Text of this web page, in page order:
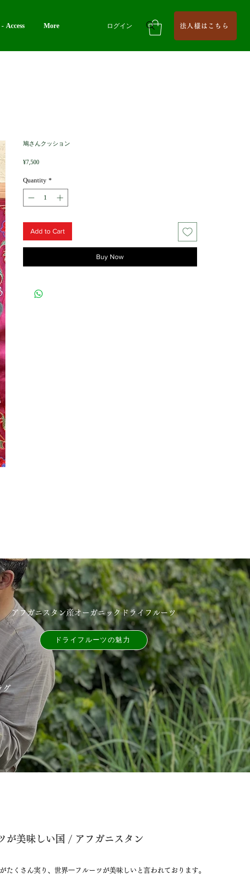
ログイン
Access More 法人様はこちら
鳩さんクッション
¥7,500Price
Quantity *
Add to Cart
Buy Now
アフガニスタン産オーガニックドライフルーツ
ドライフルーツの魅⼒
グ
が美味しい国 / アフガニスタン
たくさん実り、世界⼀フルーツが美味しいと⾔われております。